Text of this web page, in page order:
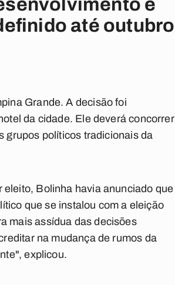
e
até outubro
Grande. A decisão foi
da cidade. Ele deverá concorrer
grupos políticos tradicionais da
Bolinha havia anunciado que
que se instalou com a eleição
mais assídua das decisões
na mudança de rumos da
explicou.